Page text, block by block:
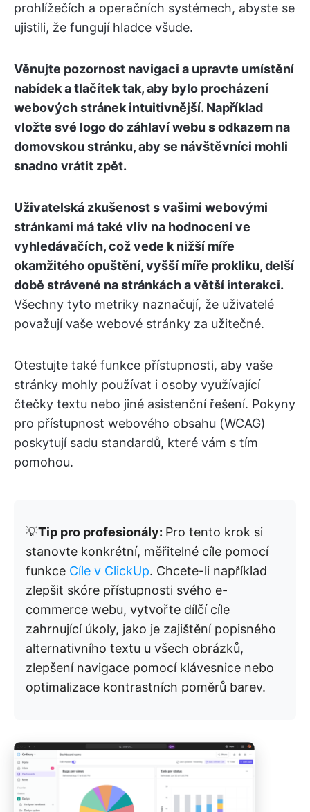
prohlížečích a operačních systémech, abyste se
ujistili, že fungují hladce všude.
Věnujte pozornost navigaci a upravte umístění
nabídek a tlačítek tak, aby bylo procházení
webových stránek intuitivnější. Například
vložte své logo do záhlaví webu s odkazem na
domovskou stránku, aby se návštěvníci mohli
snadno vrátit zpět.
Uživatelská zkušenost s vašimi webovými
stránkami má také vliv na hodnocení ve
vyhledávačích, což vede k nižší míře
okamžitého opuštění, vyšší míře prokliku, delší
době strávené na stránkách a větší interakci.
Všechny tyto metriky naznačují, že uživatelé
považují vaše webové stránky za užitečné.
Otestujte také funkce přístupnosti, aby vaše
stránky mohly používat i osoby využívající
čtečky textu nebo jiné asistenční řešení. Pokyny
pro přístupnost webového obsahu (WCAG)
poskytují sadu standardů, které vám s tím
pomohou.
💡Tip pro profesionály: Pro tento krok si
stanovte konkrétní, měřitelné cíle pomocí
funkce Cíle v ClickUp. Chcete-li například
zlepšit skóre přístupnosti svého e-
commerce webu, vytvořte dílčí cíle
zahrnující úkoly, jako je zajištění popisného
alternativního textu u všech obrázků,
zlepšení navigace pomocí klávesnice nebo
optimalizace kontrastních poměrů barev.